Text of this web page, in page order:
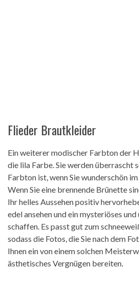
Flieder Brautkleider
Ein weiterer modischer Farbton der
die lila Farbe. Sie werden überrascht
Farbton ist, wenn Sie wunderschön
Wenn Sie eine brennende Brünette
Ihr helles Aussehen positiv
edel ansehen und ein mysteriöses
schaffen. Es passt gut zum
sodass die Fotos, die Sie nach dem
Ihnen ein von einem solchen
ästhetisches Vergnügen bereiten.